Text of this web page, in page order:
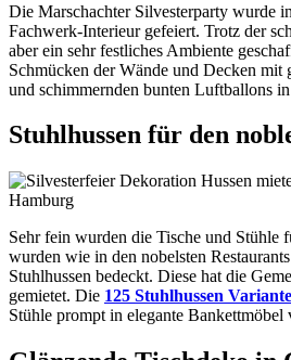
Die Marschachter Silvesterparty wurde
Fachwerk-Interieur gefeiert. Trotz der
aber ein sehr festliches Ambiente
Schmücken der Wände und Decken mit
und schimmernden bunten Luftballons
Stuhlhussen für den
Sehr fein wurden die Tische und Stühle
wurden wie in den nobelsten
Stuhlhussen bedeckt. Diese hat die
gemietet. Die 125 Stuhlhussen
Stühle prompt in elegante Bankettmöbel